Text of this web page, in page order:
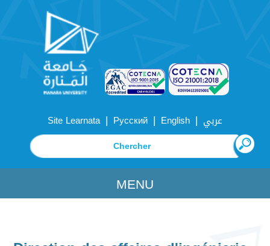
Site Learnata | Русский | English | عربي
MENU